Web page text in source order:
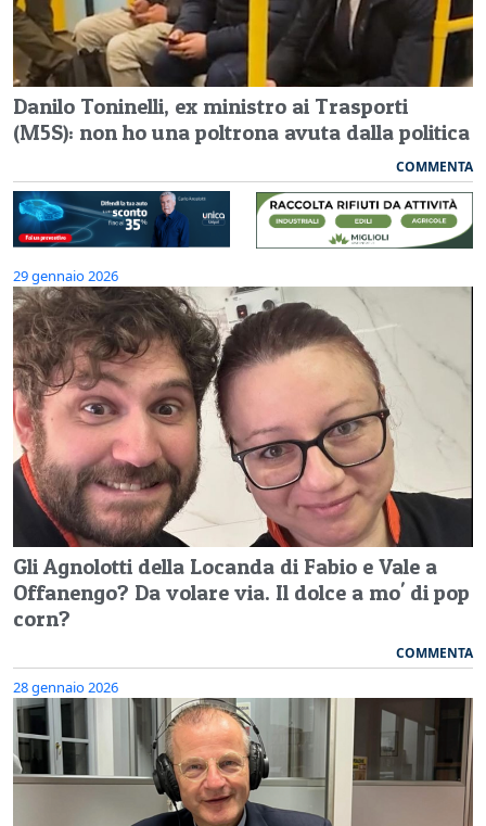
Danilo Toninelli, ex ministro ai Trasporti
(M5S): non ho una poltrona avuta dalla politica
COMMENTA
29 gennaio 2026
Gli Agnolotti della Locanda di Fabio e Vale a
Offanengo? Da volare via. Il dolce a mo' di pop
corn?
COMMENTA
28 gennaio 2026